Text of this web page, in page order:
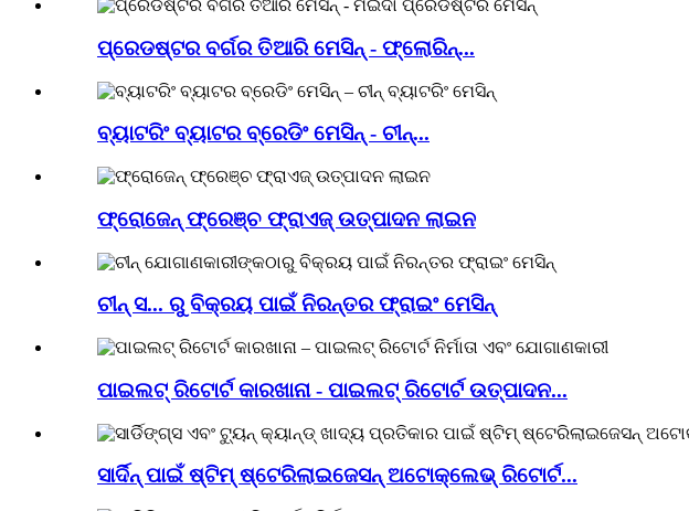
ପ୍ରେଡଷ୍ଟର ବର୍ଗର ତିଆରି ମେସିନ୍ - ଫ୍ଲୋରିନ୍...
ବ୍ୟାଟରିଂ ବ୍ୟାଟର ବ୍ରେଡିଂ ମେସିନ୍ - ଚୀନ୍...
ଫ୍ରୋଜେନ୍ ଫ୍ରେଞ୍ଚ ଫ୍ରାଏଜ୍ ଉତ୍ପାଦନ ଲାଇନ
ଚୀନ୍ ସ... ରୁ ବିକ୍ରୟ ପାଇଁ ନିରନ୍ତର ଫ୍ରାଇଂ ମେସିନ୍
ପାଇଲଟ୍ ରିଟୋର୍ଟ କାରଖାନା - ପାଇଲଟ୍ ରିଟୋର୍ଟ ଉତ୍ପାଦନ...
ସାର୍ଦିନ୍ ପାଇଁ ଷ୍ଟିମ୍ ଷ୍ଟେରିଲାଇଜେସନ୍ ଅଟୋକ୍ଲେଭ୍ ରିଟୋର୍ଟ...